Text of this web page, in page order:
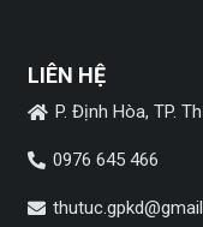
LIÊN HỆ
P. Định Hòa, TP.
0976 645 466